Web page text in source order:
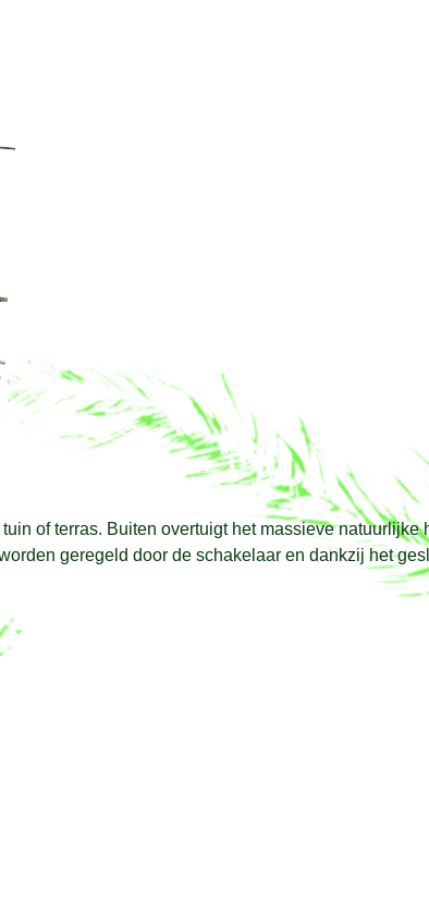
of terras. Buiten overtuigt het massieve natuurlijke
geregeld door de schakelaar en dankzij het